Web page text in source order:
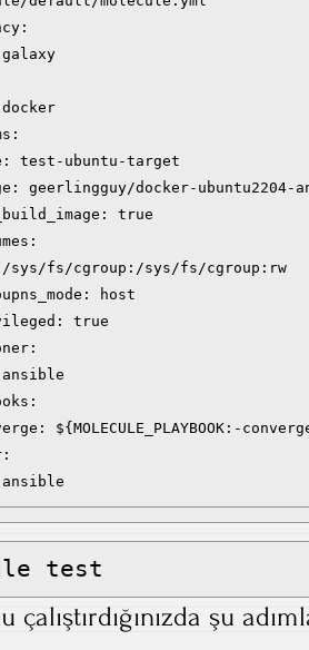
test-ubuntu-target
geerlingguy/docker-ubuntu2204-
true
sys/fs/cgroup:/sys/fs/cgroup:rw
host
true
${MOLECULE_PLAYBOOK:-
test
çalıştırdığınızda şu